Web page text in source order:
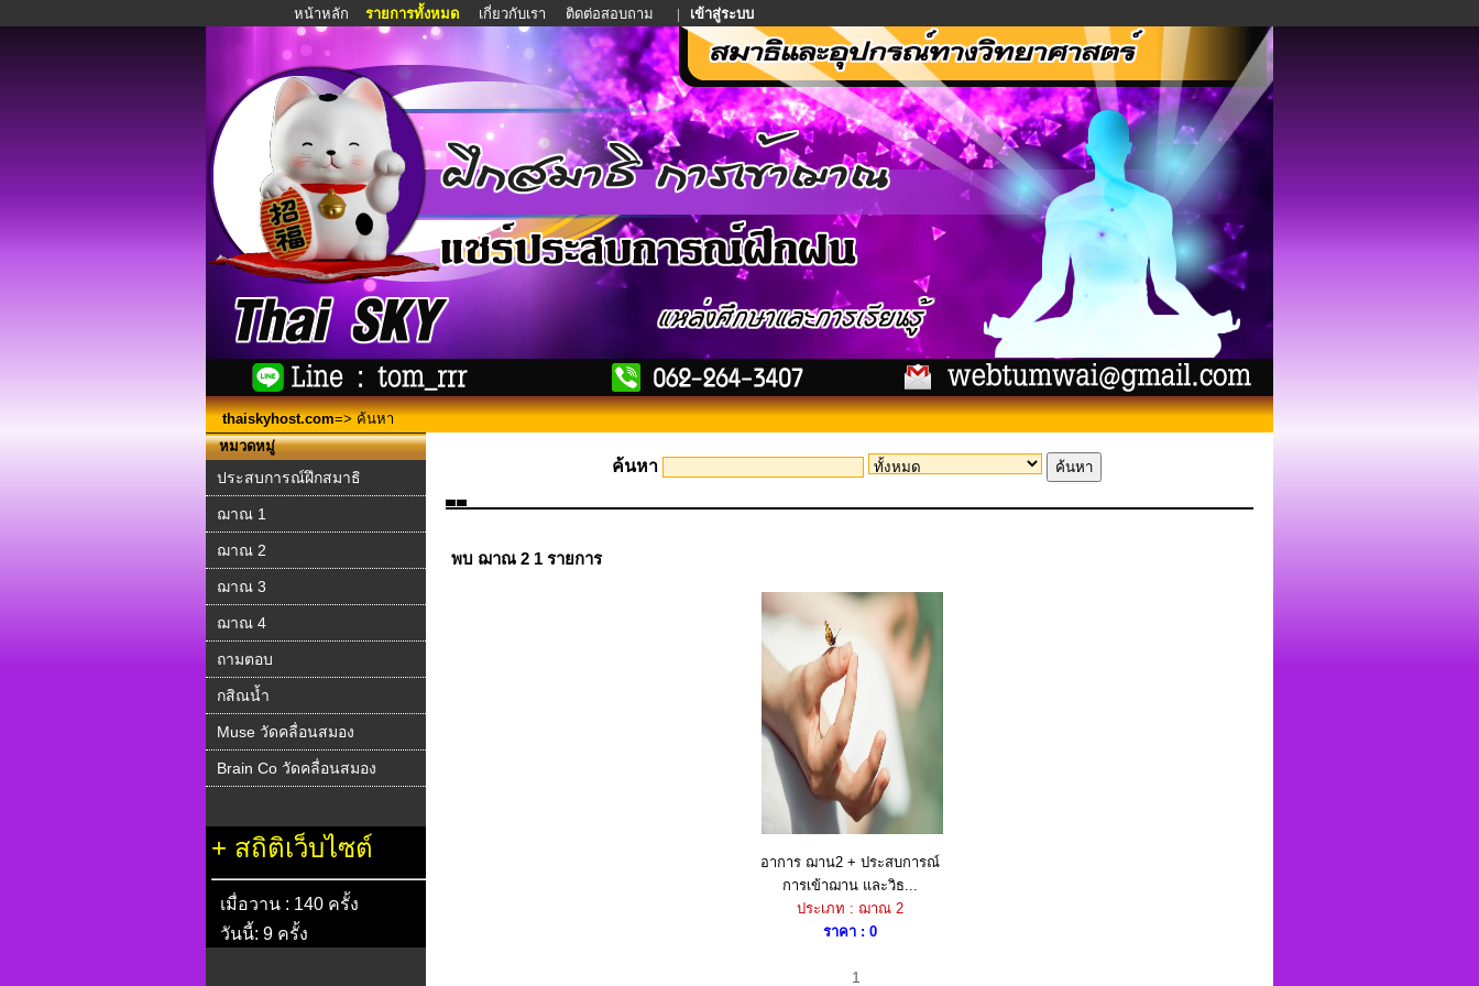
หน้าหลัก รายการทั้งหมด เกี่ยวกับเรา ติดต่อสอบถาม | เข้าสู่ระบบ
thaiskyhost.com=> ค้นหา
หมวดหมู่
ประสบการณ์ฝึกสมาธิ
ฌาณ 1
ฌาณ 2
ฌาณ 3
ฌาณ 4
ถามตอบ
กสิณน้ำ
Muse วัดคลื่อนสมอง
Brain Co วัดคลื่อนสมอง
+ สถิติเว็บไซต์
เมื่อวาน : 140 ครั้ง
วันนี้: 9 ครั้ง
ค้นหา
พบ ฌาณ 2 1 รายการ
อาการ ฌาน2 + ประสบการณ์
การเข้าฌาน และวิธ...
ประเภท : ฌาณ 2
ราคา : 0
1